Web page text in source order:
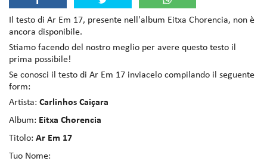
Il testo di Ar Em 17, presente nell'album Eitxa Chorencia, non è
ancora disponibile.
Stiamo facendo del nostro meglio per avere questo testo il
prima possibile!
Se conosci il testo di Ar Em 17 inviacelo compilando il seguente
form:
Artista: Carlinhos Caiçara
Album: Eitxa Chorencia
Titolo: Ar Em 17
Tuo Nome: